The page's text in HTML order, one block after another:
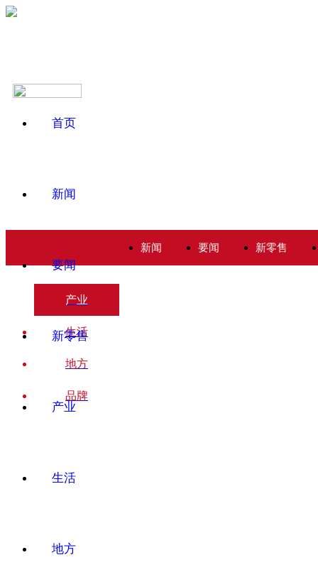
首页
新闻
要闻
新零售
产业
生活
地方
新闻 要闻 新零售
产业
生活
地方
品牌